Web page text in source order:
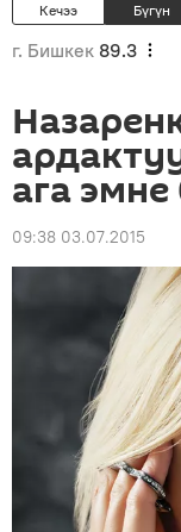
Кечээ Бүгүн
г. Бишкек 89.3
ага
09:38 03.07.2015